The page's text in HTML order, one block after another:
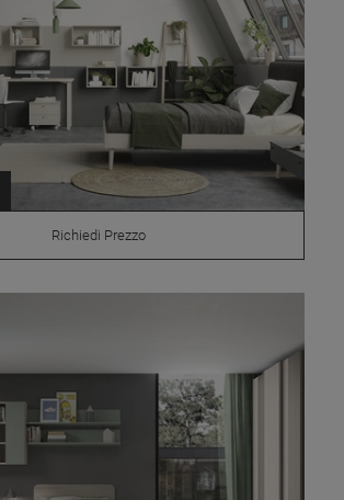
Richiedi Prezzo